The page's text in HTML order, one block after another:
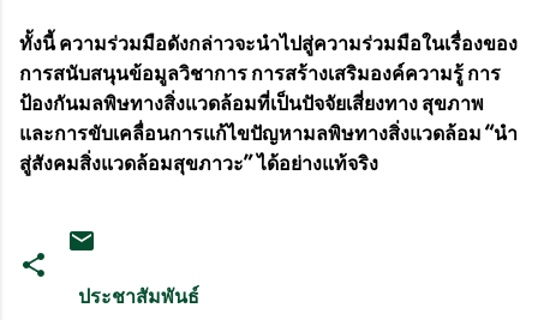
ทั้งนี้ ความร่วมมือดังกล่าวจะนำไปสู่ความร่วมมือในเรื่องของ
การสนับสนุนข้อมูลวิชาการ การสร้างเสริมองค์ความรู้ การ
ป้องกันมลพิษทางสิ่งแวดล้อมที่เป็นปัจจัยเสี่ยงทาง สุขภาพ
และการขับเคลื่อนการแก้ไขปัญหามลพิษทางสิ่งแวดล้อม “นำ
สู่สังคมสิ่งแวดล้อมสุขภาวะ” ได้อย่างแท้จริง
ประชาสัมพันธ์